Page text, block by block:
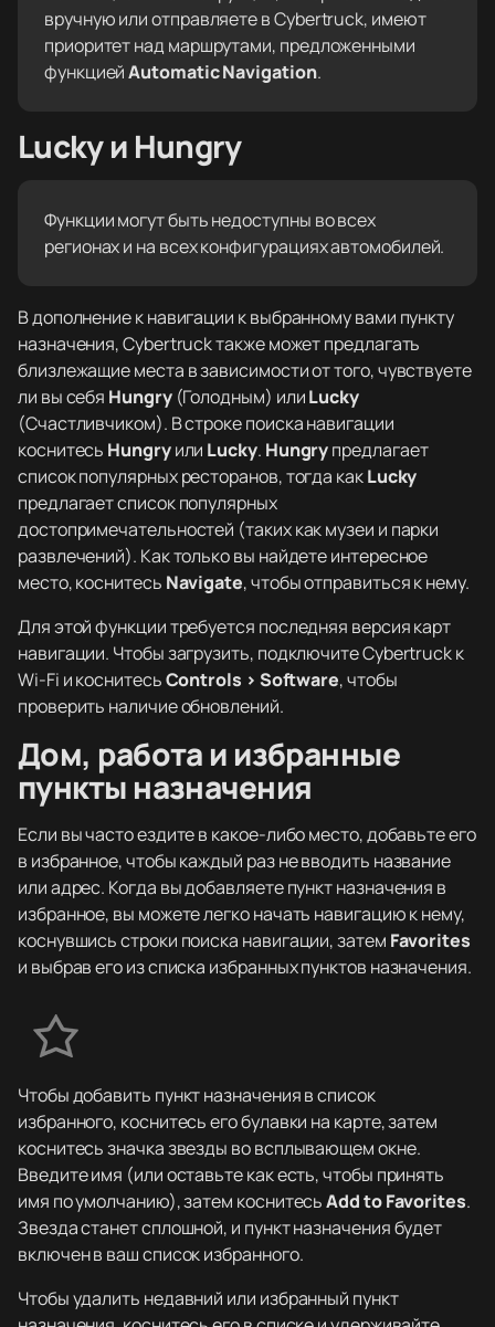
вручную или отправляете в Cybertruck, имеют
приоритет над маршрутами, предложенными
функциейAutomatic Navigation.
Lucky и Hungry
Функции могут быть недоступны во всех
регионах и на всех конфигурациях автомобилей.
В дополнение к навигации к выбранному вами пункту
назначения, Cybertruck также может предлагать
близлежащие места в зависимости от того, чувствуете
ли вы себя Hungry(Голодным) илиLucky
(Счастливчиком). В строке поиска навигации
коснитесь Hungryили Lucky. Hungryпредлагает
список популярных ресторанов, тогда какLucky
предлагает список популярных
достопримечательностей (таких как музеи и парки
развлечений). Как только вы найдете интересное
место, коснитесь Navigate, чтобы отправиться к нему.
Для этой функции требуется последняя версия карт
навигации. Чтобы загрузить, подключите Cybertruck к
Wi-Fi и коснитесьControls > Software, чтобы
проверить наличие обновлений.
Дом, работа и избранные
пункты назначения
Если вы часто ездите в какое-либо место, добавьте его
в избранное, чтобы каждый раз не вводить название
или адрес. Когда вы добавляете пункт назначения в
избранное, вы можете легко начать навигацию к нему,
коснувшись строки поиска навигации, затем Favorites
и выбрав его из списка избранных пунктов назначения.
Чтобы добавить пункт назначения в список
избранного, коснитесь его булавки на карте, затем
коснитесь значка звезды во всплывающем окне.
Введите имя (или оставьте как есть, чтобы принять
имя по умолчанию), затем коснитесьAdd to Favorites.
Звезда станет сплошной, и пункт назначения будет
включен в ваш список избранного.
Чтобы удалить недавний или избранный пункт